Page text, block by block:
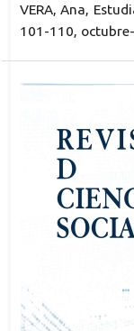
VERA, Ana,
101-110,